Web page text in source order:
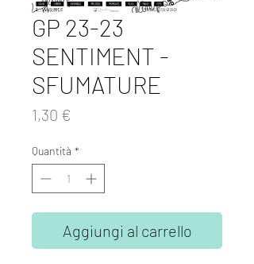
GP 23-23
SENTIMENT -
SFUMATURE
1,30 €
Quantità *
Aggiungi al carrello